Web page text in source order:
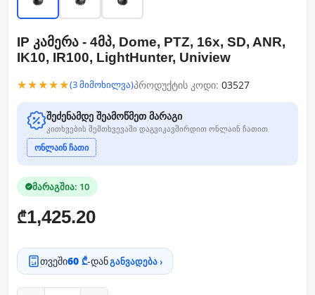
IP კამერა - 4მპ, Dome, PTZ, 16x, SD, ANR,
IK10, IR100, LightHunter, Uniview
★★★★★(3 მიმოხილვა)პროდუქტის კოდი: 03527
შეძენამდე შეამოწმეთ მარაგი
კითხვების შემთხვევაში დაგვიკავშირდით ონლაინ ჩათით
ონლაინ ჩათი
მარაგშია: 10
₾1,425.20
თვეში60 ₾-დანგანვადება ›